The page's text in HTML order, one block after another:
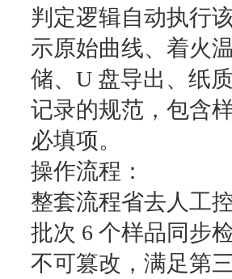
判定逻辑自动执行
示原始曲线、着火
储、U 盘导出、纸
记录的规范，包含
必填项。
操作流程：
整套流程省去人工
批次 6 个样品同步
不可篡改，满足第